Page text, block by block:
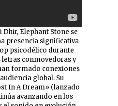
Dhir, Elephant Stone se
presencia significativa
psicodélico durante
letras conmovedoras y
formado conexiones
global. Su
In A Dream» (lanzado
avanzando en los